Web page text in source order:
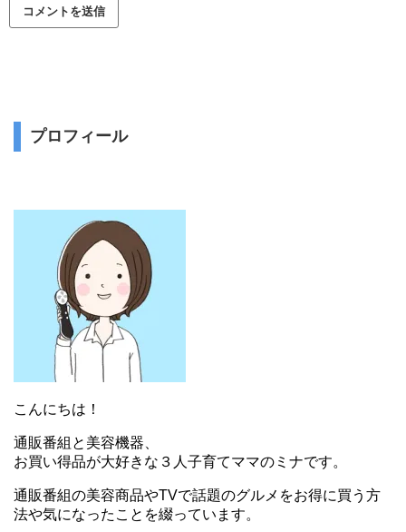
プロフィール
こんにちは！
通販番組と美容機器、
お買い得品が大好きな３人子育てママのミナです。
通販番組の美容商品やTVで話題のグルメをお得に買う方
法や気になったことを綴っています。